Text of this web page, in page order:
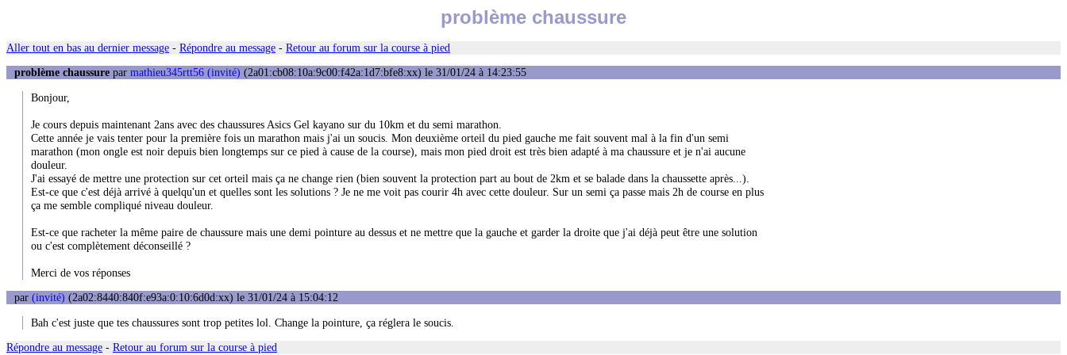
problème chaussure
Aller tout en bas au dernier message - Répondre au message - Retour au forum sur la course à pied
problème chaussure par mathieu345rtt56 (invité) (2a01:cb08:10a:9c00:f42a:1d7:bfe8:xx) le 31/01/24 à 14:23:55
Bonjour,
Je cours depuis maintenant 2ans avec des chaussures Asics Gel kayano sur du 10km et du semi marathon.
Cette année je vais tenter pour la première fois un marathon mais j'ai un soucis. Mon deuxième orteil du pied gauche me fait souvent mal à la fin d'un semi
marathon (mon ongle est noir depuis bien longtemps sur ce pied à cause de la course), mais mon pied droit est très bien adapté à ma chaussure et je n'ai aucune
douleur.
J'ai essayé de mettre une protection sur cet orteil mais ça ne change rien (bien souvent la protection part au bout de 2km et se balade dans la chaussette après...).
Est-ce que c'est déjà arrivé à quelqu'un et quelles sont les solutions ? Je ne me voit pas courir 4h avec cette douleur. Sur un semi ça passe mais 2h de course en plus
ça me semble compliqué niveau douleur.
Est-ce que racheter la même paire de chaussure mais une demi pointure au dessus et ne mettre que la gauche et garder la droite que j'ai déjà peut être une solution
ou c'est complètement déconseillé ?
Merci de vos réponses
par (invité) (2a02:8440:840f:e93a:0:10:6d0d:xx) le 31/01/24 à 15:04:12
Bah c'est juste que tes chaussures sont trop petites lol. Change la pointure, ça réglera le soucis.
Répondre au message - Retour au forum sur la course à pied